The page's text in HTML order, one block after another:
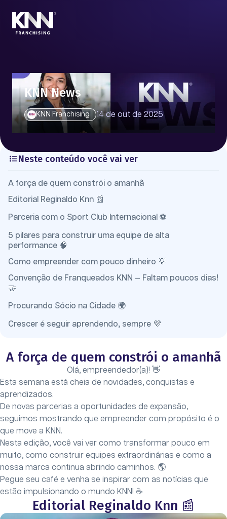
KNN News
KNN Franchising 14 de out de 2025
Neste conteúdo você vai ver
A força de quem constrói o amanhã
Editorial Reginaldo Knn 📰
Parceria com o Sport Club Internacional ⚽
5 pilares para construir uma equipe de alta
performance 🧠
Como empreender com pouco dinheiro 💡
Convenção de Franqueados KNN — Faltam poucos dias!
🤝
Procurando Sócio na Cidade 🌍
Crescer é seguir aprendendo, sempre 💜
A força de quem constrói o amanhã
Olá, empreendedor(a)! 👋
Esta semana está cheia de novidades, conquistas e
aprendizados.
De novas parcerias a oportunidades de expansão,
seguimos mostrando que empreender com propósito é o
que move a KNN.
Nesta edição, você vai ver como transformar pouco em
muito, como construir equipes extraordinárias e como a
nossa marca continua abrindo caminhos. 🌎
Pegue seu café e venha se inspirar com as notícias que
estão impulsionando o mundo KNN! ☕
Editorial Reginaldo Knn 📰